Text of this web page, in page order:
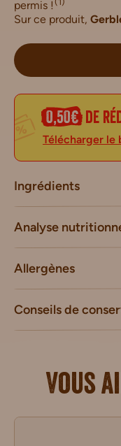
permis !
Sur ce produit,
0,50€de
Télécharger le
Ingrédients
Analyse
Allergènes
Conseils de
Vous